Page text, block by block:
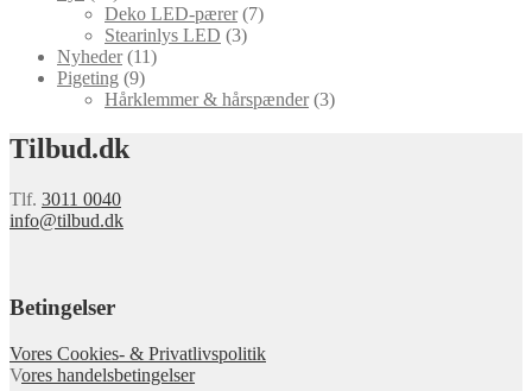
Deko LED-pærer (7)
Stearinlys LED (3)
Nyheder (11)
Pigeting (9)
Hårklemmer & hårspænder (3)
Tilbud.dk
Tlf. 3011 0040
info@tilbud.dk
Betingelser
Vores Cookies- & Privatlivspolitik
Vores handelsbetingelser